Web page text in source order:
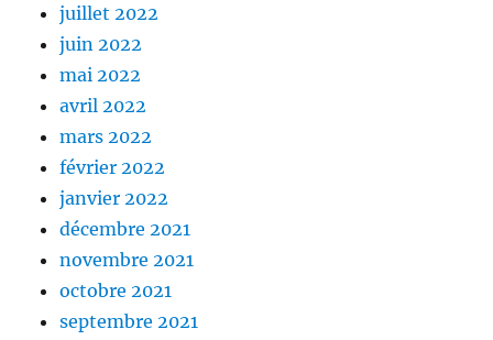
juillet 2022
juin 2022
mai 2022
avril 2022
mars 2022
février 2022
janvier 2022
décembre 2021
novembre 2021
octobre 2021
septembre 2021